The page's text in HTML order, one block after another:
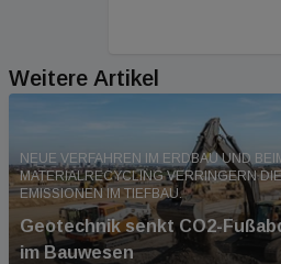
Weitere Artikel
NEUE VERFAHREN IM ERDBAU UND
MATERIALRECYCLING VERRINGERN DIE
EMISSIONEN IM TIEFBAU.
Geotechnik senkt CO2-
im Bauwesen